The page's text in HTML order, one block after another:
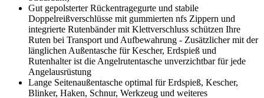
Gut gepolsterter Rückentragegurte und stabile
Doppelreißverschlüsse mit gummierten nfs Zippern und
integrierte Rutenbänder mit Klettverschluss schützen Ihre
Ruten bei Transport und Aufbewahrung - Zusätzlicher mit der
länglichen Außentasche für Kescher, Erdspieß und
Rutenhalter ist die Angelrutentasche unverzichtbar für jede
Angelausrüstung
Lange Seitenaußentasche optimal für Erdspieß, Kescher,
Blinker, Haken, Schnur, Werkzeug und weiteres